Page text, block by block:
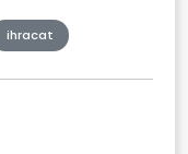
ihracat